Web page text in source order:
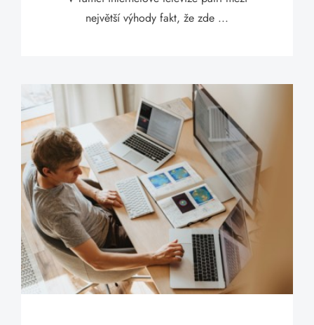
největší výhody fakt, že zde ...